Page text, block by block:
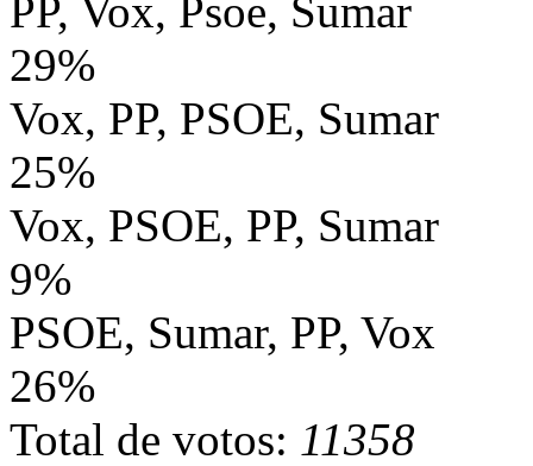
PP, Vox, Psoe, Sumar
29%
Vox, PP, PSOE, Sumar
25%
Vox, PSOE, PP, Sumar
9%
PSOE, Sumar, PP, Vox
26%
Total de votos: 11358